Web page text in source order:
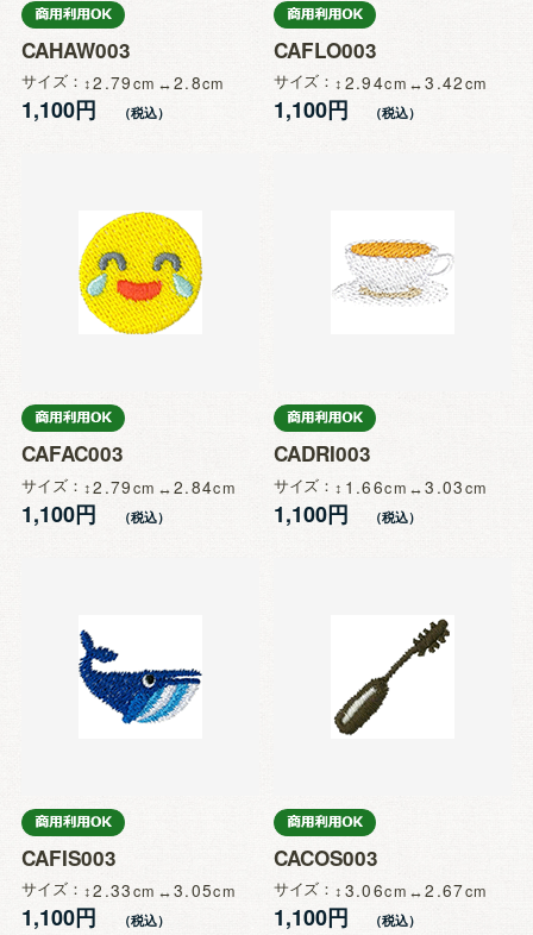
CAHAW003
サイズ 2.79 2.8
1,100円
CAFLO003
サイズ 2.94 3.42
1,100円
CAFAC003
サイズ 2.79 2.84
1,100円
CADRI003
サイズ 1.66 3.03
1,100円
CAFIS003
サイズ 2.33 3.05
1,100円
CACOS003
サイズ 3.06 2.67
1,100円